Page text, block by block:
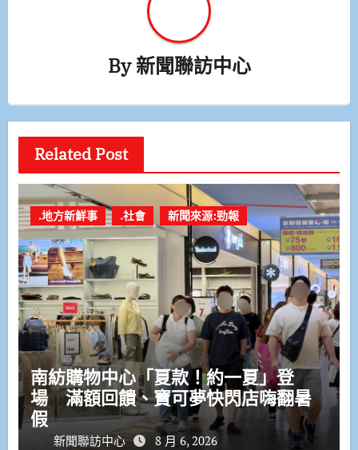
By新聞聯訪中心
Related Post
.地方新鮮事 .社會 新聞來源:勁報
南紡購物中心「夏款！約一夏」登
場 滿額回饋、寶可夢快閃店嗨翻暑
假
新聞聯訪中心 8 月 6, 2026